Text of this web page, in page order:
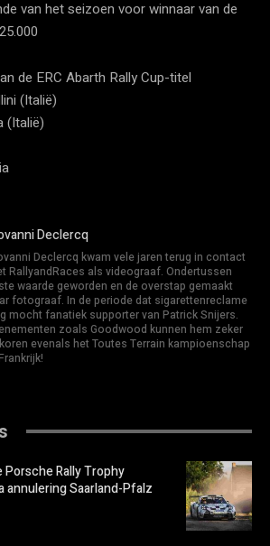
van het seizoen voor winnaar van de
de ERC Abarth Rally Cup-titel
(Italië)
(Italië)
Declercq
Declercq kwam vele jaren terug in contact
RallyandRaces als videograaf. Ondertussen
waarde geworden en de overstap gemaakt
fotograaf. In de periode dat sigarettenreclame
mocht fanatiek supporter van Patrick Snijers.
zoals Goodwood kunnen hem zeker
evenals het Toutes Terrain kampioenschap
Porsche Rally Trophy
annulering Saarland-Pfalz